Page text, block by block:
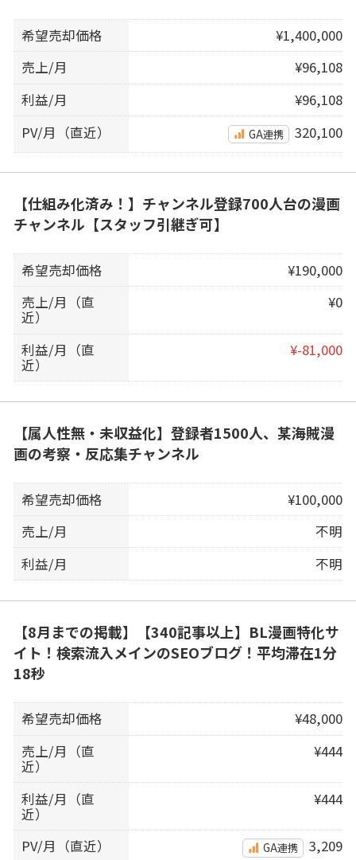
希望売却価格
¥1,400,000
売上/月
¥96,108
利益/月
¥96,108
PV/月（直近）
GA連携 320,100
【仕組み化済み！】チャンネル登録700人台の漫画
チャンネル【スタッフ引継ぎ可】
希望売却価格
¥190,000
売上/月（直
近）
¥0
利益/月（直
近）
¥-81,000
【属人性無・未収益化】登録者1500人、某海賊漫
画の考察・反応集チャンネル
希望売却価格
¥100,000
売上/月
不明
利益/月
不明
【8月までの掲載】【340記事以上】BL漫画特化サ
イト！検索流入メインのSEOブログ！平均滞在1分
18秒
希望売却価格
¥48,000
売上/月（直
近）
¥444
利益/月（直
近）
¥444
PV/月（直近） GA連携 3,209